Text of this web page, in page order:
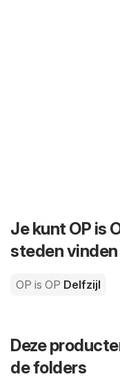
Je kunt OP is
steden vinden
OP is OP Delfzijl
Deze
de folders